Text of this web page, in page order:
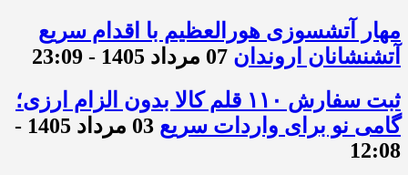
مهار آتشسوزی هورالعظیم با اقدام سریع
آتشنشانان اروندان 07 مرداد 1405 - 23:09
ثبت سفارش ۱۱۰ قلم کالا بدون الزام ارزی؛
گامی نو برای واردات سریع
03 مرداد 1405 -
12:08